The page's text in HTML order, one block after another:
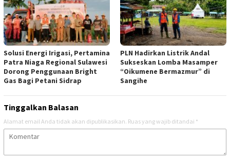
Solusi Energi Irigasi, Pertamina
Patra Niaga Regional Sulawesi
Dorong Penggunaan Bright
Gas Bagi Petani Sidrap
PLN Hadirkan Listrik Andal
Sukseskan Lomba Masamper
“Oikumene Bermazmur” di
Sangihe
Tinggalkan Balasan
Alamat email Anda tidak akan dipublikasikan. Ruas yang wajib ditandai *